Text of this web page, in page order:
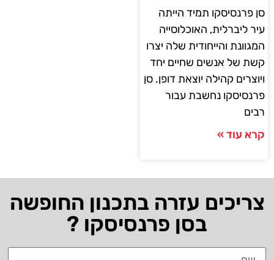
סן פרנסיסקו תמיד הייתה
עיר ליברלית, האוכלוסייה
המגוונת והייחודית שלה יצרו
קשת של אנשים שחיים יחד
ויוצרים קהילה יוצאת דופן. סן
פרנסיסקו נחשבת עבור
רבים
קרא עוד »
צריכים עזרה בתכנון החופשה
בסן פרנסיסקו ?